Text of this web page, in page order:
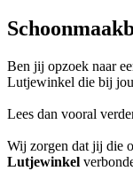
Ben jij opzoek naar
Lutjewinkel die bij
Lees dan vooral
Wij zorgen dat jij die
Lutjewinkel